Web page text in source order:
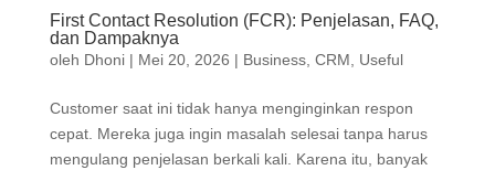
First Contact Resolution (FCR): Penjelasan, FAQ,
dan Dampaknya
oleh Dhoni| Mei 20, 2026 | Business, CRM Useful
Customer saat ini tidak hanya menginginkan respon
cepat. Mereka juga ingin masalah selesai tanpa harus
mengulang penjelasan berkali kali. Karena itu, banyak